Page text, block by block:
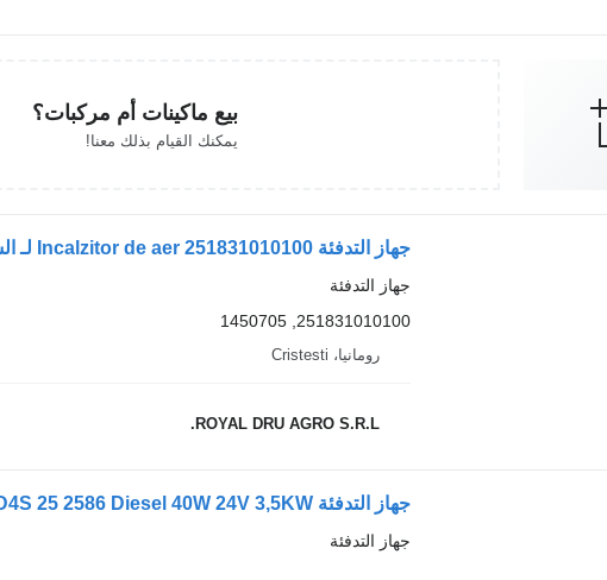
بيع ماكينات أم مركبات؟
يمكنك القيام بذلك معنا!
جهاز التدفئة
251831010100, 1450705
رومانيا، Cristesti
ROYAL DRU AGRO S.R.L.
جهاز التدفئة